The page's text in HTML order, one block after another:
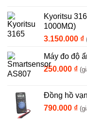
Kyoritsu
1000MΩ)
3.150.000 ₫
Máy đo độ
250.000 ₫
Đồng hồ
790.000 ₫